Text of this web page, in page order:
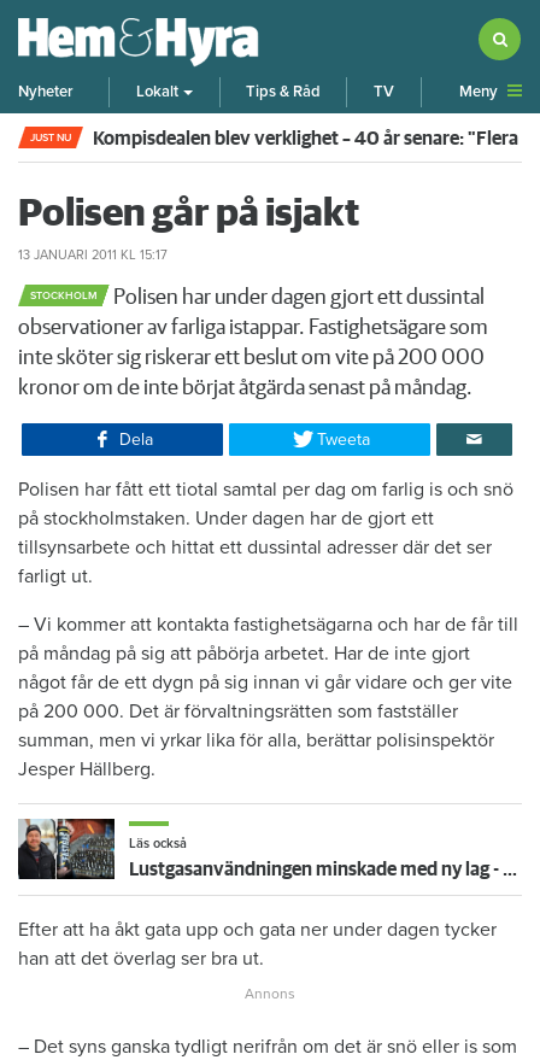
Nyheter Lokalt Tips & Råd TV Meny
JUST NU Kompisdealen blev verklighet – 40 år senare: "Flera
Polisen går på isjakt
13 JANUARI 2011 KL 15:17
STOCKHOLM
Polisen har under dagen gjort ett dussintal
observationer av farliga istappar. Fastighetsägare som
inte sköter sig riskerar ett beslut om vite på 200 000
kronor om de inte börjat åtgärda senast på måndag.
Dela Tweeta
Polisen har fått ett tiotal samtal per dag om farlig is och snö
på stockholmstaken. Under dagen har de gjort ett
tillsynsarbete och hittat ett dussintal adresser där det ser
farligt ut.
– Vi kommer att kontakta fastighetsägarna och har de får till
på måndag på sig att påbörja arbetet. Har de inte gjort
något får de ett dygn på sig innan vi går vidare och ger vite
på 200 000. Det är förvaltningsrätten som fastställer
summan, men vi yrkar lika för alla, berättar polisinspektör
Jesper Hällberg.
Läs också
Lustgasanvändningen minskade med ny lag - men i Borlänge ökar den igen
Efter att ha åkt gata upp och gata ner under dagen tycker
han att det överlag ser bra ut.
– Det syns ganska tydligt nerifrån om det är snö eller is som